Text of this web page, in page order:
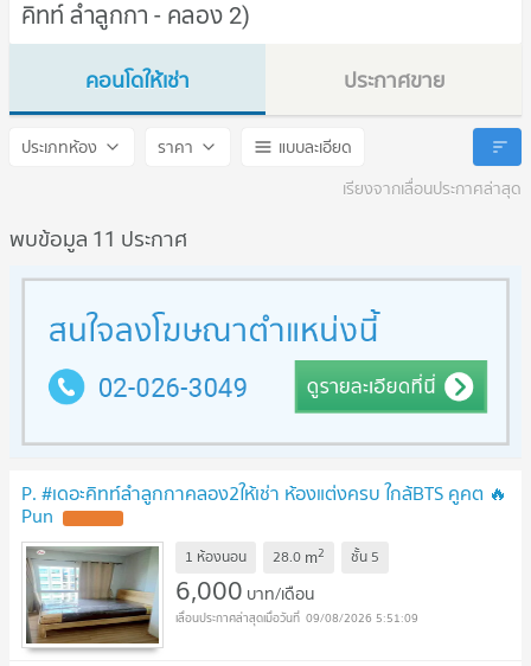
คิทท์ ลำลูกกา - คลอง 2)
คอนโดให้เช่า
The Kith Lumlukka - klong2
ประกาศขาย
The Kith Lumlukka - klong2
ประเภทห้อง ราคา
แบบละเอียด
เรียงจากเลื่อนประกาศล่าสุด
พบข้อมูล 11 ประกาศ
P. #เดอะคิทท์ลำลูกกาคลอง2ให้เช่า ห้องแต่งครบ ใกล้BTS คูคต 🔥
Pun
1 ห้องนอน 28.0 m2 ชั้น 5
6,000 บาท/เดือน
09/08/2026 5:51:09